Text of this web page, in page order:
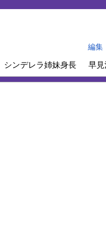
編集
シンデレラ姉妹身長 早